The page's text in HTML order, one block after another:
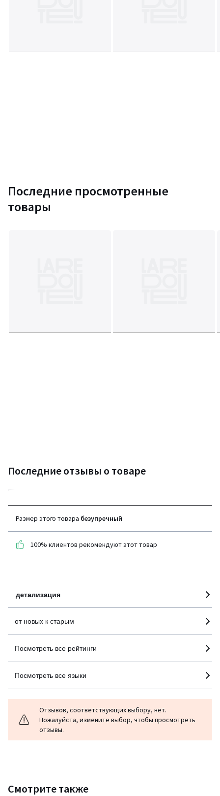
Последние просмотренные
товары
Последние отзывы о товаре
средняя оценка
покупателей по всем
странам
детализация
Размер этого товара безупречный
100% клиентов рекомендуют этот товар
от новых к старым
Посмотреть все рейтинги
Посмотреть все языки
Отзывов, соответствующих выбору, нет.
Пожалуйста, измените выбор, чтобы просмотреть
отзывы.
Смотрите также